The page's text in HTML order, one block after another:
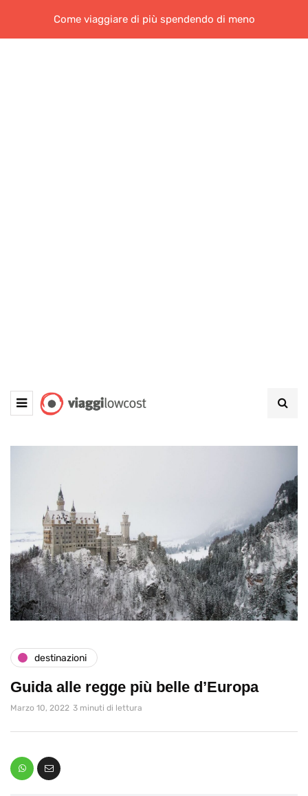
Come viaggiare di più spendendo di meno
destinazioni
Guida alle regge più belle d’Europa
Marzo 10, 2022 3 minuti di lettura